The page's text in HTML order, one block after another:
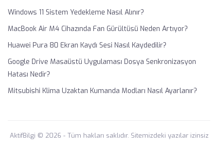
Windows 11 Sistem Yedekleme Nasıl Alınır?
MacBook Air M4 Cihazında Fan Gürültüsü Neden Artıyor?
Huawei Pura 80 Ekran Kaydı Sesi Nasıl Kaydedilir?
Google Drive Masaüstü Uygulaması Dosya Senkronizasyon
Hatası Nedir?
Mitsubishi Klima Uzaktan Kumanda Modları Nasıl Ayarlanır?
AktifBilgi © 2026 - Tüm hakları saklıdır. Sitemizdeki yazılar izinsiz